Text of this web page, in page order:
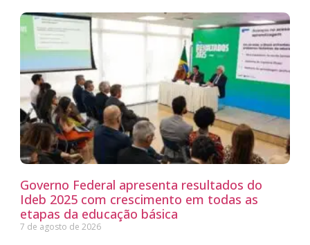
Governo Federal apresenta resultados do
Ideb 2025 com crescimento em todas as
etapas da educação básica
7 de agosto de 2026